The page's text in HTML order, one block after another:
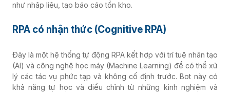
như nhập liệu, tạo báo cáo tồn kho.
RPA có nhận thức (Cognitive RPA)
Đây là một hệ thống tự động RPA kết hợp với trí tuệ nhân tạo
(AI) và công nghệ học máy (Machine Learning) để có thể xử
lý các tác vụ phức tạp và không cố định trước. Bot này có
khả năng tự học và điều chỉnh từ những kinh nghiệm và